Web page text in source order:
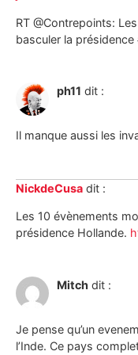
RT @Contrepoints:
basculer la présidence
ph11 dit :
Il manque aussi les
NickdeCusa dit :
Les 10 évènements
présidence Hollande.
Mitch dit :
Je pense qu’un
l’Inde. Ce pays